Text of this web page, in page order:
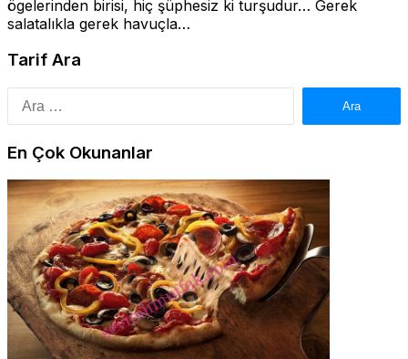
ögelerinden birisi, hiç şüphesiz ki turşudur… Gerek
salatalıkla gerek havuçla…
Tarif Ara
En Çok Okunanlar